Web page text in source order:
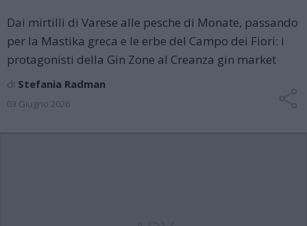
Dai mirtilli di Varese alle pesche di Monate, passando
per la Mastika greca e le erbe del Campo dei Fiori: i
protagonisti della Gin Zone al Creanza gin market
di Stefania Radman
03 Giugno 2026